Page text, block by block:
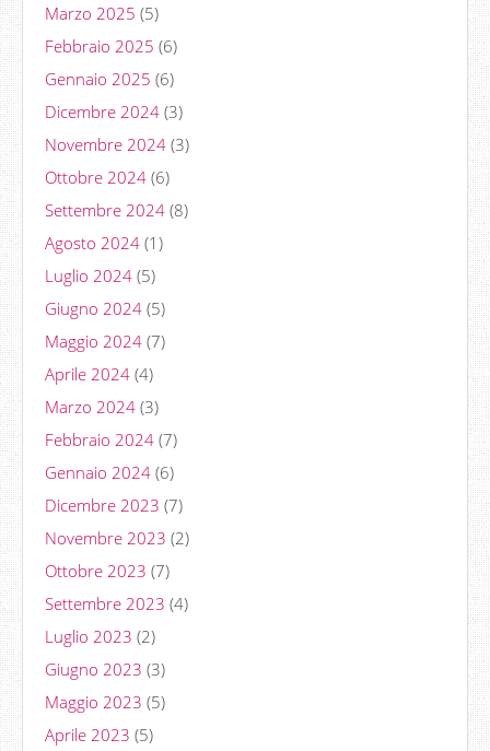
Marzo 2025 (5)
Febbraio 2025 (6)
Gennaio 2025 (6)
Dicembre 2024 (3)
Novembre 2024 (3)
Ottobre 2024 (6)
Settembre 2024 (8)
Agosto 2024 (1)
Luglio 2024 (5)
Giugno 2024 (5)
Maggio 2024 (7)
Aprile 2024 (4)
Marzo 2024 (3)
Febbraio 2024 (7)
Gennaio 2024 (6)
Dicembre 2023 (7)
Novembre 2023 (2)
Ottobre 2023 (7)
Settembre 2023 (4)
Luglio 2023 (2)
Giugno 2023 (3)
Maggio 2023 (5)
Aprile 2023 (5)